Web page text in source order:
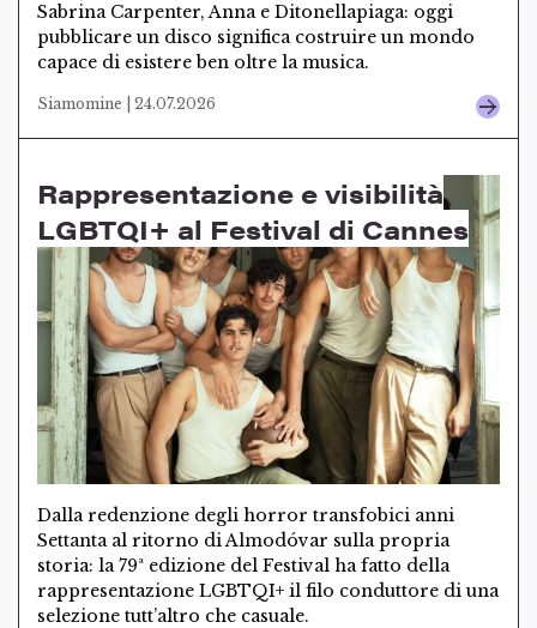
Sabrina Carpenter, Anna e Ditonellapiaga: oggi
pubblicare un disco significa costruire un mondo
capace di esistere ben oltre la musica.
Siamomine | 24.07.2026
Rappresentazione e visibilità
LGBTQI+ al Festival di Cannes
Dalla redenzione degli horror transfobici anni
Settanta al ritorno di Almodóvar sulla propria
storia: la 79ª edizione del Festival ha fatto della
rappresentazione LGBTQI+ il filo conduttore di una
selezione tutt’altro che casuale.